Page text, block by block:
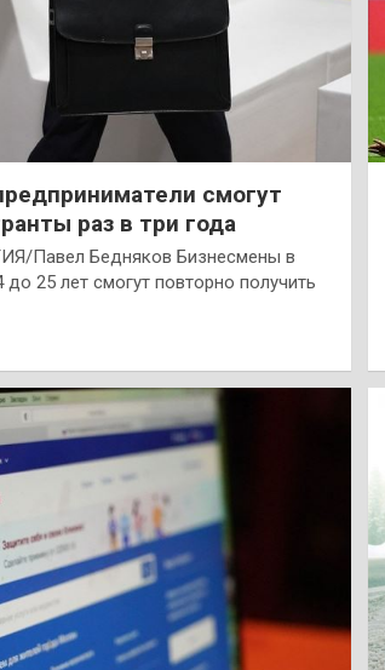
смогут
раз в три года
Павел Бедняков Бизнесмены в
до 25 лет смогут повторно получить